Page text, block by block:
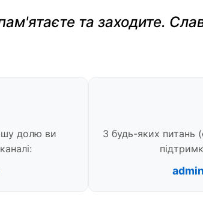
та заходите.
долю ви
З будь-яких питань